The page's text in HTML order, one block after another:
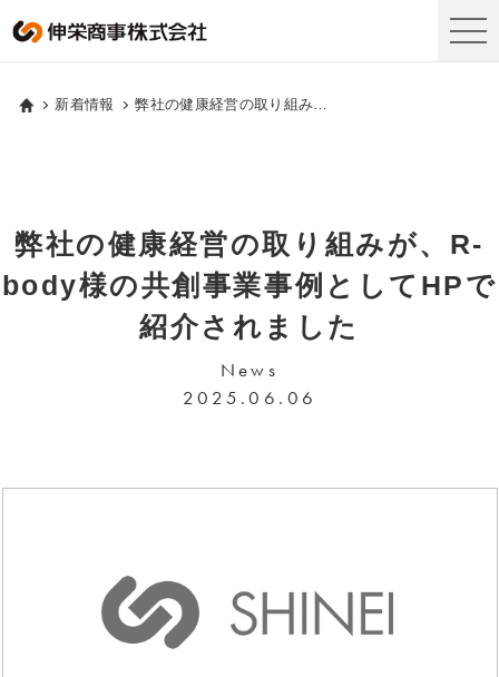
新着情報 弊社の健康経営の取り組みが、R-body様の共創事業事例としてHPで紹介されました
弊社の健康経営の取り組みが、R-
body様の共創事業事例としてHPで
紹介されました
News
2025.06.06